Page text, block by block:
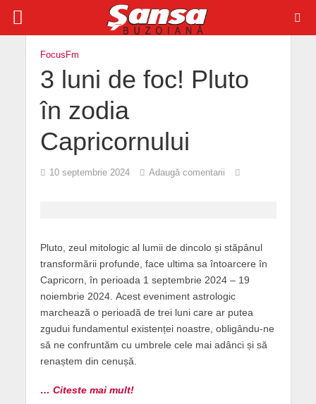
FocusFm
3 luni de foc! Pluto
în zodia
Capricornului
10 septembrie 2024 Adaugă comentarii
Pluto, zeul mitologic al lumii de dincolo și stăpânul
transformării profunde, face ultima sa întoarcere în
Capricorn, în perioada 1 septembrie 2024 – 19
noiembrie 2024. Acest eveniment astrologic
marchează o perioadă de trei luni care ar putea
zgudui fundamentul existenței noastre, obligându-ne
să ne confruntăm cu umbrele cele mai adânci și să
renaștem din cenușă.
… Citeste mai mult!